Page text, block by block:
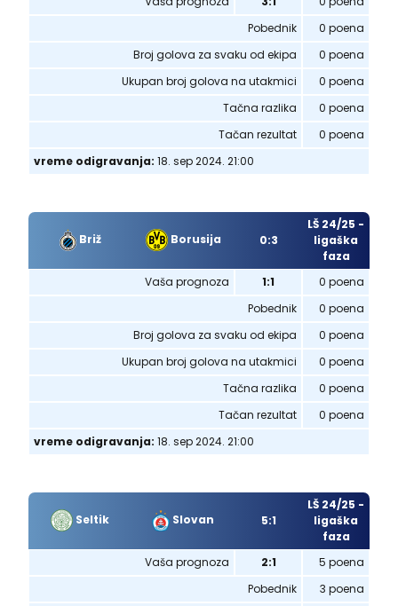
Pobednik
0 poena
Broj golova za svaku od ekipa
0 poena
Ukupan broj golova na utakmici
0 poena
Tačna razlika
0 poena
Tačan rezultat
0 poena
vreme odigravanja: 18. sep 2024. 21:00
Briž Borusija 0:3
LŠ 24/25 -
ligaška
faza
Vaša prognoza
1:1
0 poena
Pobednik
0 poena
Broj golova za svaku od ekipa
0 poena
Ukupan broj golova na utakmici
0 poena
Tačna razlika
0 poena
Tačan rezultat
0 poena
vreme odigravanja: 18. sep 2024. 21:00
Seltik Slovan 5:1
LŠ 24/25 -
ligaška
faza
Vaša prognoza
2:1
5 poena
Pobednik
3 poena